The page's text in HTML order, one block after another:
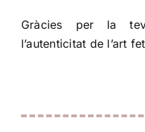
Gràcies per la
l’autenticitat de l’art